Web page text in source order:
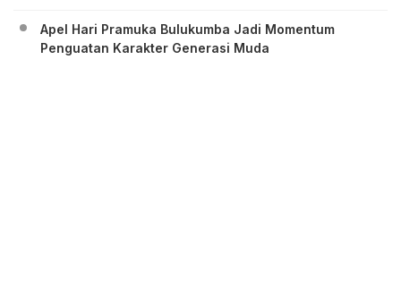
Apel Hari Pramuka Bulukumba Jadi Momentum
Penguatan Karakter Generasi Muda